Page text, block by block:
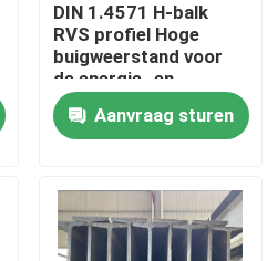
DIN 1.4571 H-balk
RVS profiel Hoge
buigweerstand voor
de energie- en
Aanvraag sturen